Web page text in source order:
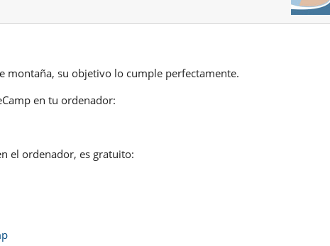
montaña, su objetivo lo cumple perfectamente.
en tu ordenador:
el ordenador, es gratuito: